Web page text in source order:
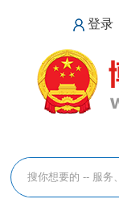
登录